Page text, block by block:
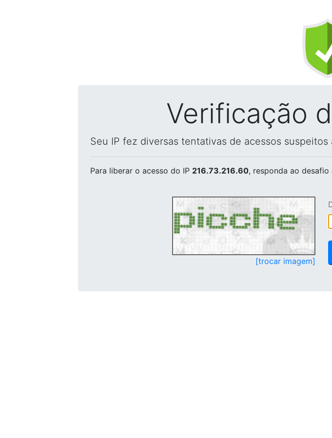
Verificação
Seu IP fez diversas tentativas de acessos
Para liberar o acesso do IP 216.73.216.60, responda ao desafio
[trocar imagem]